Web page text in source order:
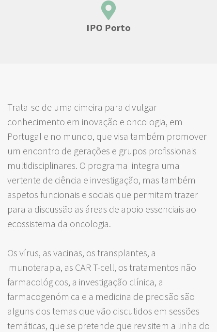
IPO Porto
Trata-se de uma cimeira para divulgar
conhecimento em inovação e oncologia, em
Portugal e no mundo, que visa também promover
um encontro de gerações e grupos profissionais
multidisciplinares. O programa integra uma
vertente de ciência e investigação, mas também
aspetos funcionais e sociais que permitam trazer
para a discussão as áreas de apoio essenciais ao
ecossistema da oncologia.
Os vírus, as vacinas, os transplantes, a
imunoterapia, as CAR T-cell, os tratamentos não
farmacológicos, a investigação clínica, a
farmacogenómica e a medicina de precisão são
alguns dos temas que vão discutidos em sessões
temáticas, que se pretende que revisitem a linha do